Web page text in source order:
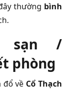
thường bình
sạn /
phòng
đổ về Cổ Thạch